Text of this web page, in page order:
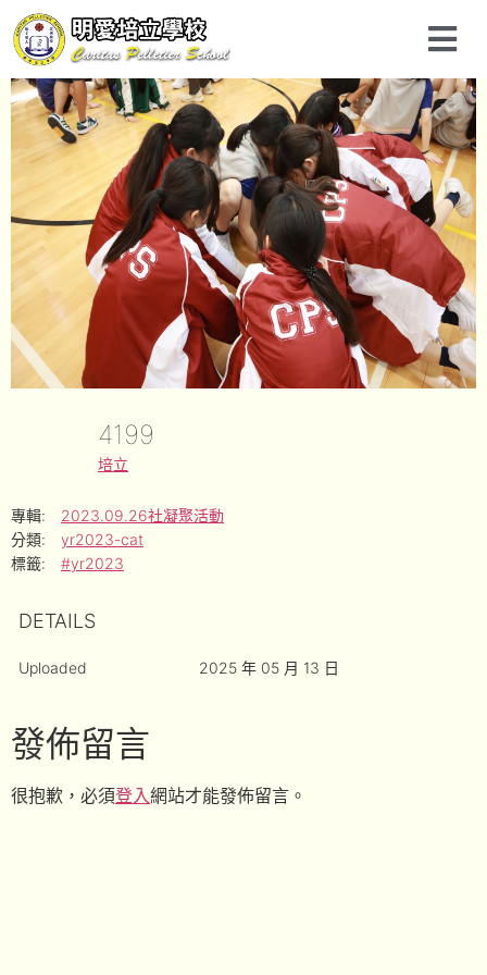
4199
培立
專輯:
2023.09.26社凝聚活動
分類:
yr2023-cat
標籤:
#yr2023
DETAILS
Uploaded 2025 年 05 月 13 日
發佈留言
很抱歉，必須登入網站才能發佈留言。